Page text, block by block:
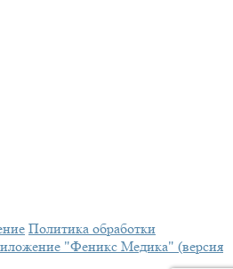
Политика обработки
"Феникс Медика" (версия